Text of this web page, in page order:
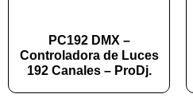
PC192 DMX –
Controladora de Luces
192 Canales – ProDj.